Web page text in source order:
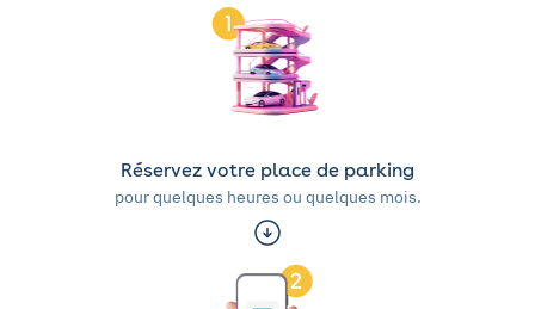
Réservez votre place de parking
pour quelques heures ou quelques mois.